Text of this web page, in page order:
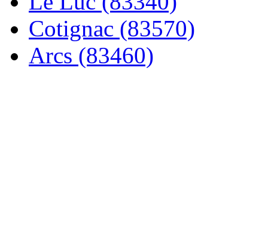
Cotignac (83570)
Arcs (83460)